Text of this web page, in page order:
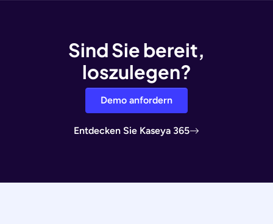
Sind Sie bereit,
loszulegen?
Demo anfordern
Entdecken Sie Kaseya 365